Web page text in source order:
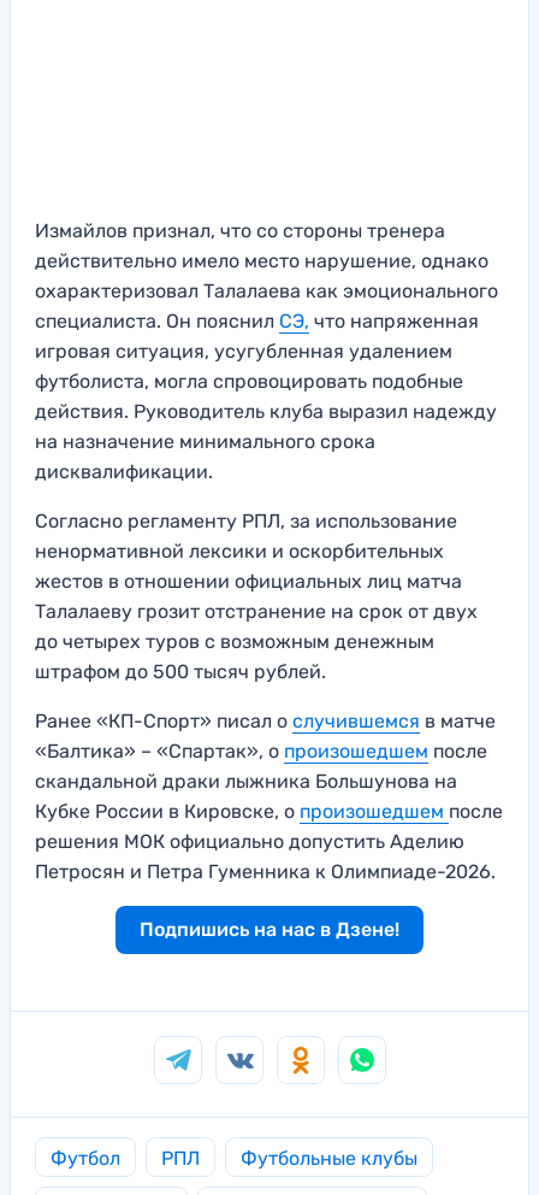
Измайлов признал, что со стороны тренера
действительно имело место нарушение, однако
охарактеризовал Талалаева как эмоционального
специалиста. Он пояснил СЭ, что напряженная
игровая ситуация, усугубленная удалением
футболиста, могла спровоцировать подобные
действия. Руководитель клуба выразил надежду
на назначение минимального срока
дисквалификации.
Согласно регламенту РПЛ, за использование
ненормативной лексики и оскорбительных
жестов в отношении официальных лиц матча
Талалаеву грозит отстранение на срок от двух
до четырех туров с возможным денежным
штрафом до 500 тысяч рублей.
Ранее «КП-Спорт» писал о случившемся в матче
«Балтика» – «Спартак», о произошедшем после
скандальной драки лыжника Большунова на
Кубке России в Кировске, о произошедшем после
решения МОК официально допустить Аделию
Петросян и Петра Гуменника к Олимпиаде-2026.
Подпишись на нас в Дзене!
Футбол РПЛ Футбольные клубы